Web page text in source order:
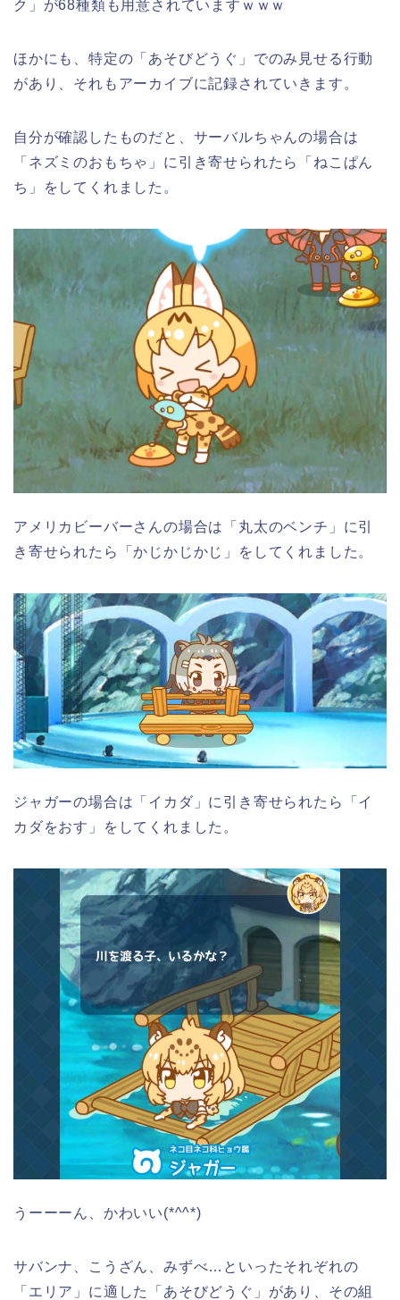
ク」が68種類も用意されていますｗｗｗ
ほかにも、特定の「あそびどうぐ」でのみ見せる行動
があり、それもアーカイブに記録されていきます。
自分が確認したものだと、サーバルちゃんの場合は
「ネズミのおもちゃ」に引き寄せられたら「ねこぱん
ち」をしてくれました。
アメリカビーバーさんの場合は「丸太のベンチ」に引
き寄せられたら「かじかじかじ」をしてくれました。
ジャガーの場合は「イカダ」に引き寄せられたら「イ
カダをおす」をしてくれました。
うーーーん、かわいい(*^^*)
サバンナ、こうざん、みずべ…といったそれぞれの
「エリア」に適した「あそびどうぐ」があり、その組